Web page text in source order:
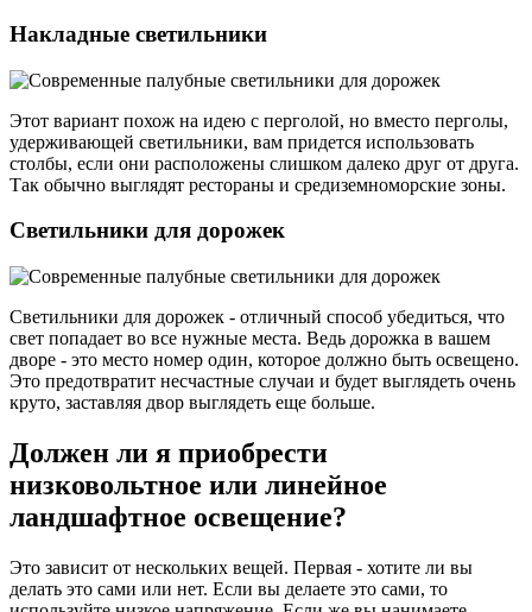
Накладные светильники
Этот вариант похож на идею с перголой, но вместо перголы,
удерживающей светильники, вам придется использовать
столбы, если они расположены слишком далеко друг от друга.
Так обычно выглядят рестораны и средиземноморские зоны.
Светильники для дорожек
Светильники для дорожек - отличный способ убедиться, что
свет попадает во все нужные места. Ведь дорожка в вашем
дворе - это место номер один, которое должно быть освещено.
Это предотвратит несчастные случаи и будет выглядеть очень
круто, заставляя двор выглядеть еще больше.
Должен ли я приобрести
низковольтное или линейное
ландшафтное освещение?
Это зависит от нескольких вещей. Первая - хотите ли вы
делать это сами или нет. Если вы делаете это сами, то